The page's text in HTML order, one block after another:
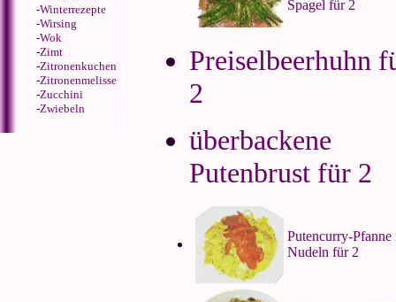
-Winterrezepte
-Wirsing
-Wok
-Zimt
-Zitronenkuchen
-Zitronenmelisse
-Zucchini
-Zwiebeln
Spagel für 2
Preiselbeerhuhn
2
überbackene
Putenbrust für 2
Putencurry-Pfanne
Nudeln für 2